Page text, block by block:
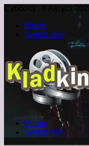
Суббота , 8 Август 2026
Войти
Switch skin
Меню
Switch skin